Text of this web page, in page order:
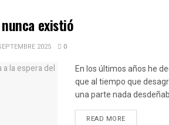
existió
2025 0
En los últimos años he
que al tiempo que
una parte nada
READ MOREDETAILS